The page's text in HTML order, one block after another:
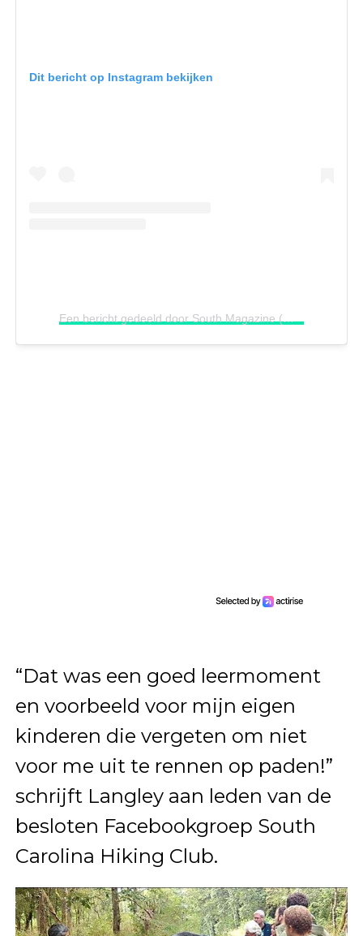
Dit bericht op Instagram bekijken
Een bericht gedeeld door South Magazine (@southmagazine)
“Dat was een goed leermoment
en voorbeeld voor mijn eigen
kinderen die vergeten om niet
voor me uit te rennen op paden!”
schrijft Langley aan leden van de
besloten Facebookgroep South
Carolina Hiking Club.